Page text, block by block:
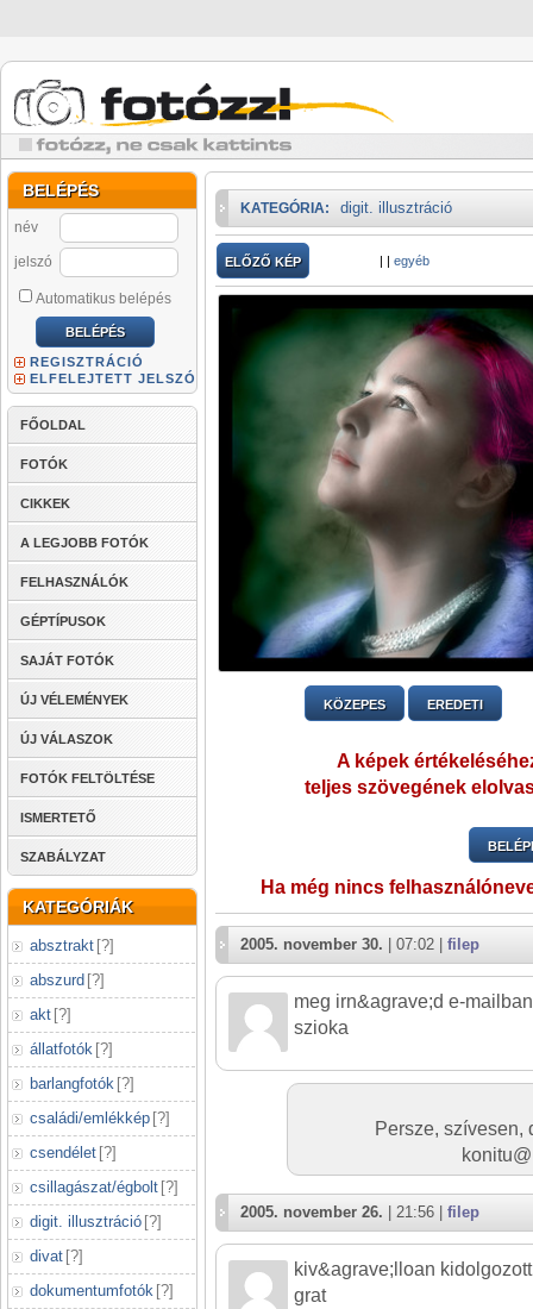
BELÉPÉS
név
jelszó
Automatikus belépés
REGISZTRÁCIÓ
ELFELEJTETT JELSZÓ
FŐOLDAL
FOTÓK
CIKKEK
A LEGJOBB FOTÓK
FELHASZNÁLÓK
GÉPTÍPUSOK
SAJÁT FOTÓK
ÚJ VÉLEMÉNYEK
ÚJ VÁLASZOK
FOTÓK FELTÖLTÉSE
ISMERTETŐ
SZABÁLYZAT
KATEGÓRIÁK
absztrakt [?]
abszurd [?]
akt [?]
állatfotók [?]
barlangfotók [?]
családi/emlékkép [?]
csendélet [?]
csillagászat/égbolt [?]
digit. illusztráció [?]
divat [?]
dokumentumfotók [?]
KATEGÓRIA: digit. illusztráció
ELŐZŐ KÉP | | egyéb
KÖZEPES EREDETI
A képek
teljes szövegének
Ha még nincs
2005. november 30. | 07:02 | filep
meg irn&agrave;d e-
szioka
Persze, szívesen,
2005. november 26. | 21:56 | filep
kiv&agrave;lloan
grat